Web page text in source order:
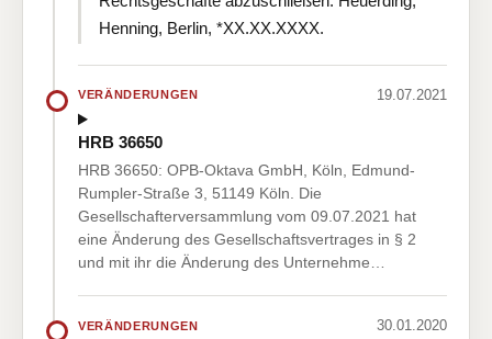
Henning, Berlin, *XX.XX.XXXX.
VERÄNDERUNGEN 19.07.2021
HRB 36650
HRB 36650: OPB-Oktava GmbH, Köln, Edmund-
Rumpler-Straße 3, 51149 Köln. Die
Gesellschafterversammlung vom 09.07.2021 hat
eine Änderung des Gesellschaftsvertrages in § 2
und mit ihr die Änderung des Unternehme…
VERÄNDERUNGEN 30.01.2020